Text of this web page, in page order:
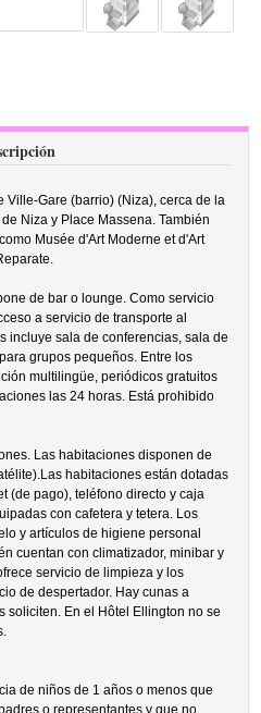
Ville-Gare (barrio) (Niza), cerca de la
Niza y Place Massena. También
Musée d'Art Moderne et d'Art
de bar o lounge. Como servicio
a servicio de transporte al
incluye sala de conferencias, sala de
grupos pequeños. Entre los
multilingüe, periódicos gratuitos
las 24 horas. Está prohibido
Las habitaciones disponen de
habitaciones están dotadas
(de pago), teléfono directo y caja
con cafetera y tetera. Los
y artículos de higiene personal
cuentan con climatizador, minibar y
servicio de limpieza y los
de despertador. Hay cunas a
soliciten. En el Hôtel Ellington no se
de niños de 1 años o menos que
o representantes y que no